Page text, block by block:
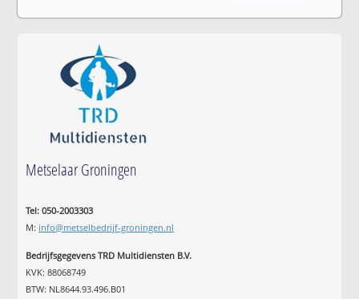
Metselaar Groningen
Tel: 050-2003303
M: info@metselbedrijf-groningen.nl
Bedrijfsgegevens TRD Multidiensten B.V.
KVK: 88068749
BTW: NL8644.93.496.B01